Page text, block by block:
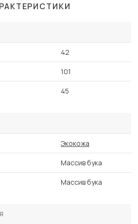
42
101
45
Экокожа
Массив бука
Массив бука